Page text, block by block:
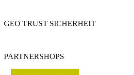
GEO TRUST SICHERHEIT
PARTNERSHOPS